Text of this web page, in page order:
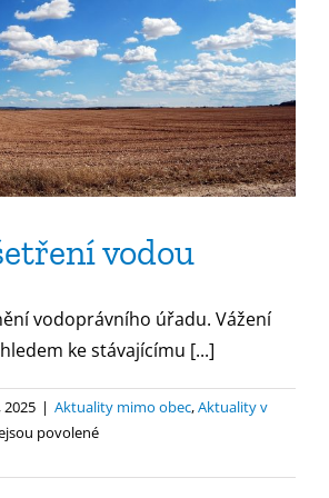
vodou
vodoprávního úřadu. Vážení
ke stávajícímu [...]
2025 | Aktuality mimo obec,Aktuality v
povolenéu
s